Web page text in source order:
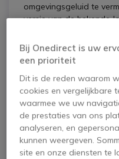
omgevingsgeluid te
versie van de bekende
met alle softphones op
Pros
<ul> <li>Goede audio
</ul>
cons
Bij Onedirect is uw
een prioriteit
Dit is de reden waarom
cookies en vergelijkbare
waarmee we uw
de prestaties van ons
analyseren, en
kunnen weergeven.
site en onze diensten te